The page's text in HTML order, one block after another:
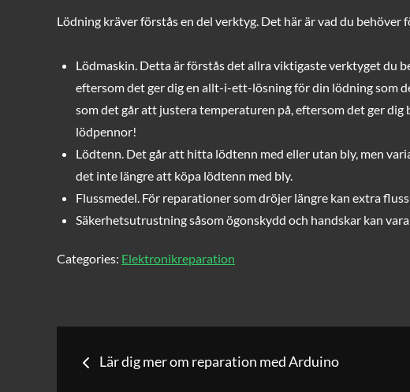
Lödning kräver förstås en del verktyg. Det här är vad du behöver
Lödmaskin. Detta är förstås det allra viktigaste verktyget du
eftersom det ger dig en allt-i-ett-lösning för din lödning som
som det går att justera temperaturen på, eftersom det ger
lödpennor!
Lödtenn. Det går att hitta lödtenn med eller utan bly, men
det inte längre att köpa lödtenn med bly.
Flussmedel. För reparationer som dröjer längre kan extra
Säkerhetsutrustning såsom ögonskydd och handskar kan
Categories: Elektronikreparation
Inläggsnavigering
Lär dig mer om reparation med Arduino